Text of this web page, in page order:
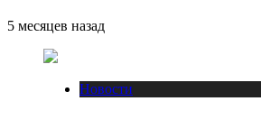
5 месяцев назад
Новости